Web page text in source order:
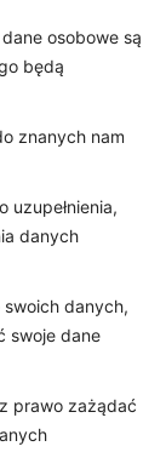
osobowe są
będą
znanych nam
uzupełnienia,
danych
danych,
swoje dane
prawo zażądać